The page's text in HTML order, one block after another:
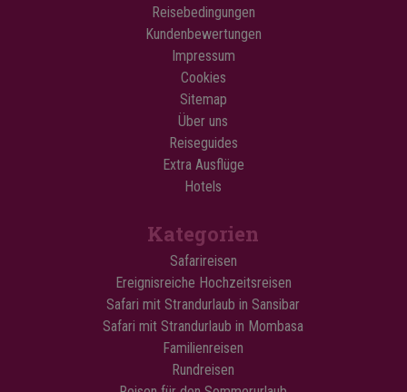
Reisebedingungen
Kundenbewertungen
Impressum
Cookies
Sitemap
Über uns
Reiseguides
Extra Ausflüge
Hotels
Kategorien
Safarireisen
Ereignisreiche Hochzeitsreisen
Safari mit Strandurlaub in Sansibar
Safari mit Strandurlaub in Mombasa
Familienreisen
Rundreisen